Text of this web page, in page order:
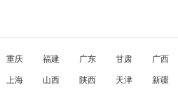
重庆 福建 广东 甘肃
广西
上海 山西 陕西 天津 新疆